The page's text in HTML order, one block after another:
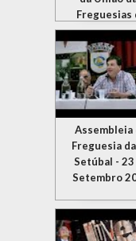
Freguesias
Setúbal
Assembleia
Freguesia
Setúbal - 23
Setembro